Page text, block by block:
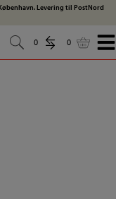
Levering til PostNord
0
0 0
0